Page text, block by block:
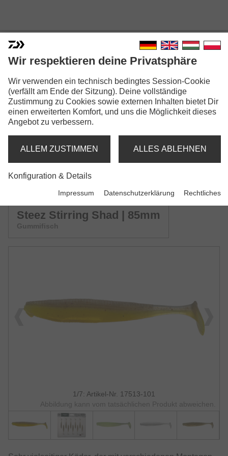
STEEZ STIRRING SHAD
Modellausführungen: 3
Steez Stirring Shad | 53mm
Steez Stirring Shad | 71mm
Steez Stirring Shad | 85mm
Gummifisch
1/7: Artikel-Nr. 17513-101
Abbildung kann vom tatsächlichen Produkt abweichen.
Wir respektieren deine Privatsphäre
Wir verwenden ein technisch bedingtes Session-Cookie
(verfällt am Ende der Sitzung). Deine vollständige
Zustimmung zu Cookies sowie externen Inhalten bietet Dir
einen erweiterten Komfort, und uns die Möglichkeit dieses
Angebot zu verbessern.
ALLEM ZUSTIMMEN ALLES ABLEHNEN
Konfiguration & Details
Impressum Datenschutzerklärung Rechtliches